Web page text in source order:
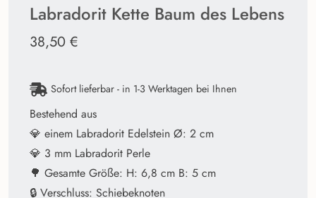
Labradorit Kette Baum des Lebens
38,50 €
Sofort lieferbar - in 1-3 Werktagen bei Ihnen
Bestehend aus
💎 einem Labradorit Edelstein Ø: 2 cm
💎 3 mm Labradorit Perle
🌳 Gesamte Größe: H: 6,8 cm B: 5 cm
🔒 Verschluss: Schiebeknoten